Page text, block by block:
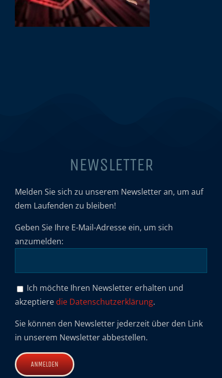
NEWSLETTER
Melden Sie sich zu unserem Newsletter an, um auf
dem Laufenden zu bleiben!
Geben Sie Ihre E-Mail-Adresse ein, um sich
anzumelden:
Ich möchte Ihren Newsletter erhalten und
akzeptiere die Datenschutzerklärung.
Sie können den Newsletter jederzeit über den Link
in unserem Newsletter abbestellen.